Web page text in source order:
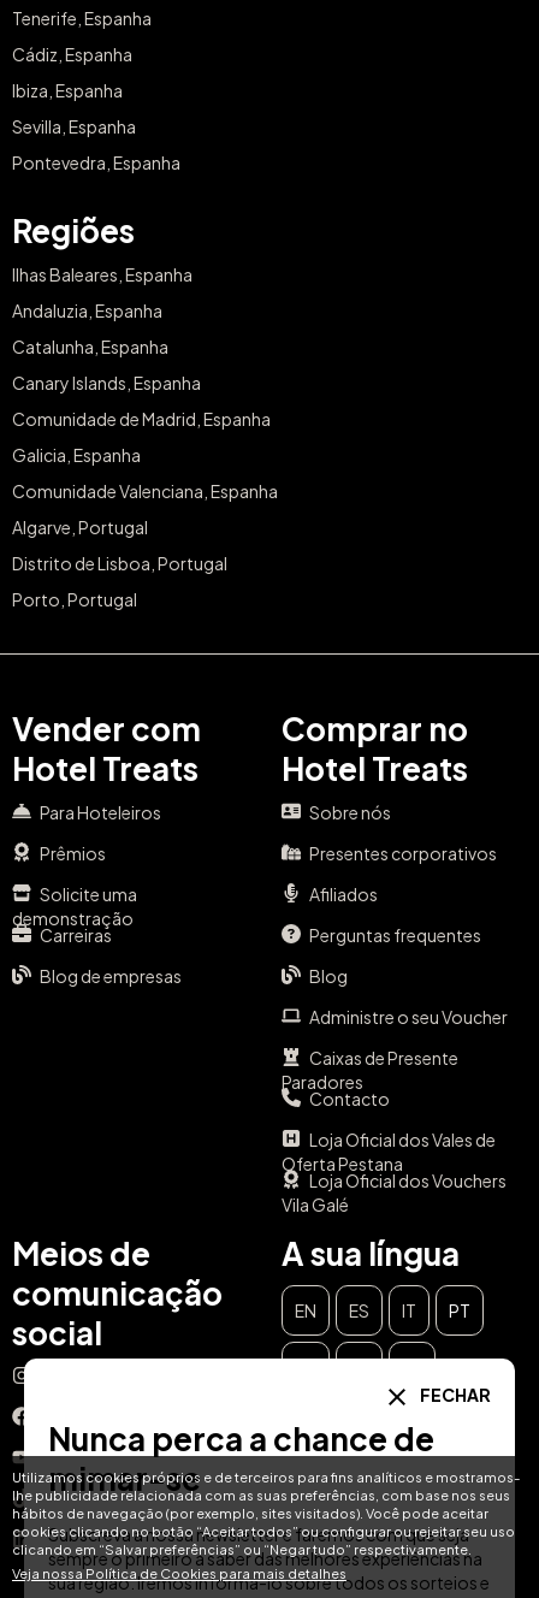
Utilizamos cookies próprios e de terceiros para fins analíticos e mostramos-
lhe publicidade relacionada com as suas preferências, com base nos seus
hábitos de navegação (por exemplo, sites visitados). Você pode aceitar
cookies clicando no botão “Aceitar todos” ou configurar ou rejeitar seu uso
clicando em “Salvar preferências” ou “Negar tudo” respectivamente.
Veja nossa Política de Cookies para mais detalhes
Tenerife, Espanha
Cádiz, Espanha
Ibiza, Espanha
Sevilla, Espanha
Pontevedra, Espanha
Regiões
Ilhas Baleares, Espanha
Andaluzia, Espanha
Catalunha, Espanha
Canary Islands, Espanha
Comunidade de Madrid, Espanha
Galicia, Espanha
Comunidade Valenciana, Espanha
Algarve, Portugal
Distrito de Lisboa, Portugal
Porto, Portugal
Vender com
Hotel Treats
Para Hoteleiros
Prêmios
Solicite uma
demonstração
Carreiras
Blog de empresas
Comprar no
Hotel Treats
Sobre nós
Presentes corporativos
Afiliados
Perguntas frequentes
Blog
Administre o seu Voucher
Caixas de Presente
Paradores
Contacto
Loja Oficial dos Vales de
Oferta Pestana
Loja Oficial dos Vouchers
Vila Galé
Meios de
comunicação
social
YouTube
TikTok
LinkedIn
A sua língua
EN ES IT PT
FECHAR
Nunca perca a chance de
mimar-se
Subscreva a nossa newsletter e faremos com que seja
sempre o primeiro a saber das melhores experiências na
sua região. Iremos informá-lo sobre todos os sorteios e